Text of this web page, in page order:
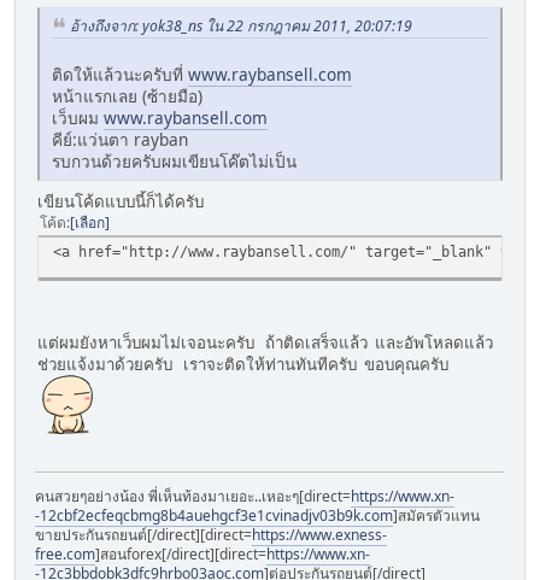
อ้างถึงจาก: yok38_ns ใน 22 กรกฎาคม 2011, 20:07:19
ติดให้แล้วนะครับที่ www.raybansell.com
หน้าแรกเลย (ซ้ายมือ)
เว็บผม www.raybansell.com
คีย์:แว่นตา rayban
รบกวนด้วยครับผมเขียนโค๊ตไม่เป็น
เขียนโค้ดแบบนี้ก็ได้ครับ
โค้ด เลือก
<a href="http://www.raybansell.com/" target="_blank"
แต่ผมยังหาเว็บผมไม่เจอนะครับ ถ้าติดเสร็จแล้ว และอัพโหลดแล้ว
ช่วยแจ้งมาด้วยครับ เราจะติดให้ท่านทันทีครับ ขอบคุณครับ
คนสวยๆอย่างน้อง พี่เห็นท้องมาเยอะ..เหอะๆ[direct=https://www.xn-
-12cbf2ecfeqcbmg8b4auehgcf3e1cvinadjv03b9k.com]สมัครตัวแทน
ขายประกันรถยนต์[/direct][direct=https://www.exness-
free.com]สอนforex[/direct][direct=https://www.xn-
-12c3bbdobk3dfc9hrbo03aoc.com]ต่อประกันรถยนต์[/direct]